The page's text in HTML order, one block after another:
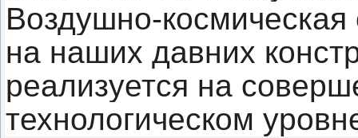
Воздушно-
на наших давних
реализуется на
технологическом